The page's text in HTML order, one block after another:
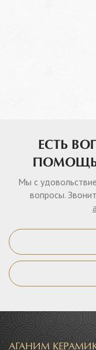
ЕСТЬ
ПОМОЩЬ
Мы с
вопросы.
АГАНИМ